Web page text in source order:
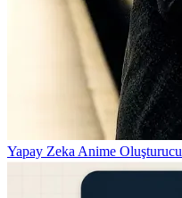
Yapay Zeka Anime Oluşturucu